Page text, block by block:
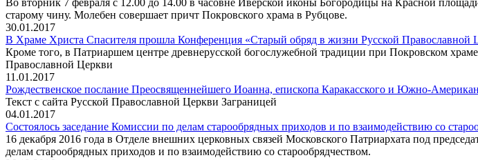
Во вторник 7 февраля с 12.00 до 14.00 в часовне Иверской иконы Богородицы на Красной
старому чину. Молебен совершает причт Покровского храма в Рубцове.
30.01.2017
В Храме Христа Спасителя прошла Конференция «Старый обряд в жизни Русской Православной
Кроме того, в Патриаршем центре древнерусской богослужебной традиции при Покровском
Православной Церкви
11.01.2017
Рождественское послание Преосвященнейшего Иоанна, епископа Каракасского и Южно-
Текст с сайта Русской Православной Церкви Заграницей
04.01.2017
Состоялось заседание Комиссии по делам старообрядных приходов и по взаимодействию со
16 декабря 2016 года в Отделе внешних церковных связей Московского Патриархата под
делам старообрядных приходов и по взаимодействию со старообрядчеством.